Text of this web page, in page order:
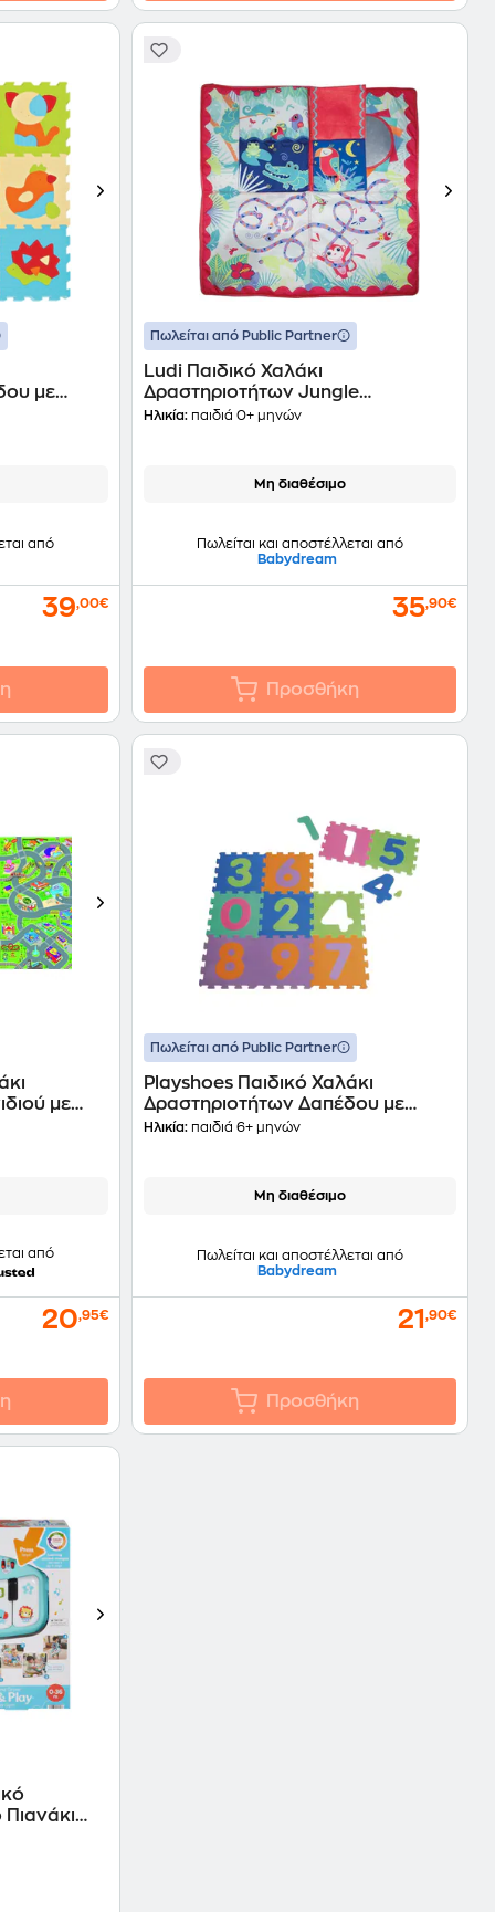
με
από
39,00€
Πωλείται από Public Partner
Ludi Παιδικό Χαλάκι
Δραστηριοτήτων Jungle
Educational Activity (30037)
Ηλικία:παιδιά 0+ μηνών
Μη διαθέσιμο
Πωλείται και αποστέλλεται από
Babydream
35,90€
Προσθήκη
με
από
20,95€
Πωλείται από Public Partner
Playshoes Παιδικό Χαλάκι
Δραστηριοτήτων Δαπέδου με
Αριθμούς - 10τμχ
Ηλικία:παιδιά 6+ μηνών
Μη διαθέσιμο
Πωλείται και αποστέλλεται από
Babydream
21 ,90€
Προσθήκη